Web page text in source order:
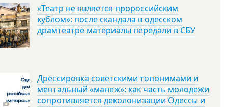
«Театр не является пророссийским
кублом»: после скандала в одесском
драмтеатре материалы передали в СБУ
Дрессировка советскими топонимами и
ментальный «манеж»: как часть молодежи
сопротивляется деколонизации Одессы и